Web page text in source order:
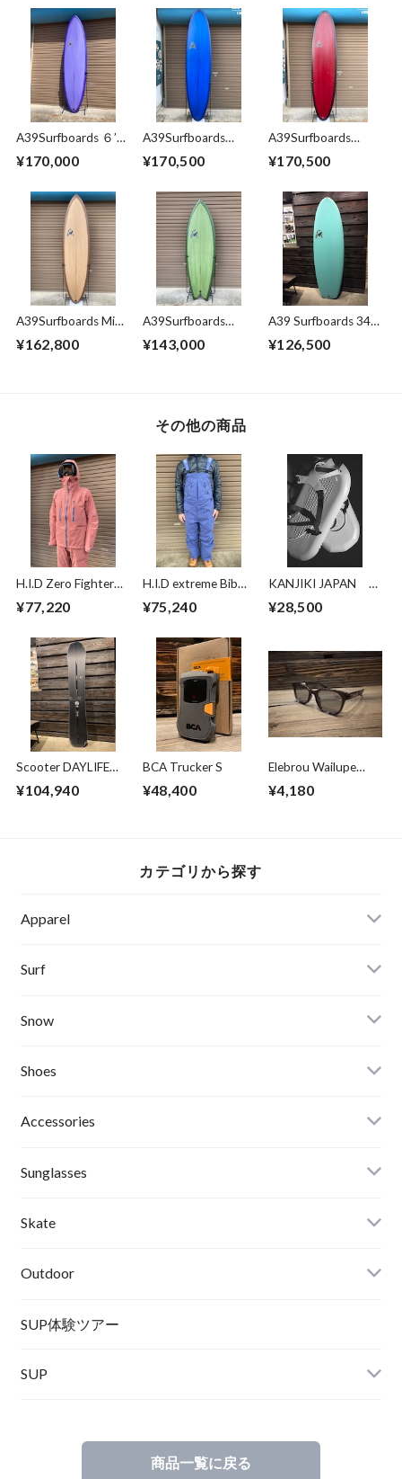
A39Surfboards ６’１
(Futures) 本州送料
¥170,000
A39Surfboards
Single+Stabi
¥170,500
A39Surfboards
Single+Stabi
¥170,500
A39Surfboards Mid
¥162,800
A39Surfboards
5'8''
¥143,000
A39 Surfboards 346
(165cm x 53cm x
¥126,500
その他の商品
H.I.D Zero Fighter
サイズ
¥77,220
H.I.D extreme Bib
イズ
¥75,240
KANJIKI JAPAN
¥28,500
Scooter DAYLIFE
送料無料
¥104,940
BCA Trucker S
¥48,400
Elebrou Wailupe
¥4,180
カテゴリから探す
Apparel
Banks Journal
Critical Slide(TCSS)
Afends
Roial
RVCA
ACER
Turn Me On
KAYA
Surf
Surfboards
Wetsuits,Rush Guard
Winter Goods
Snow
Board
Binding
Boots
Bc Gear
Goggle
Helmet
SOX
Shoes
Sandals
Shoes
Winter Shoes
Accessories
Other
Sunglasses
Skate
Outdoor
Norrona
SUP体験ツアー
SUP
商品一覧に戻る